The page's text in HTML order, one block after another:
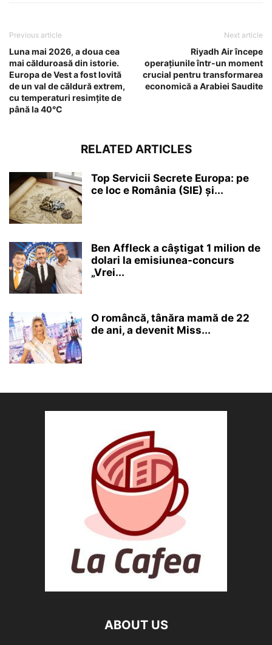
Previous article
Luna mai 2026, a doua cea
mai călduroasă din istorie.
Europa de Vest a fost lovită
de un val de căldură extrem,
cu temperaturi resimțite de
până la 40°C
Next article
Riyadh Air începe
operațiunile într-un moment
crucial pentru transformarea
economică a Arabiei Saudite
RELATED ARTICLES
Top Servicii Secrete Europa: pe
ce loc e România (SIE) și...
Ben Affleck a câștigat 1 milion de
dolari la emisiunea-concurs
„Vrei...
O româncă, tânăra mamă de 22
de ani, a devenit Miss...
ABOUT US